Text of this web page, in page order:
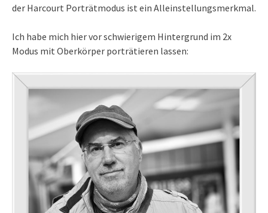
der Harcourt Porträtmodus ist ein Alleinstellungsmerkmal.
Ich habe mich hier vor schwierigem Hintergrund im 2x
Modus mit Oberkörper porträtieren lassen: